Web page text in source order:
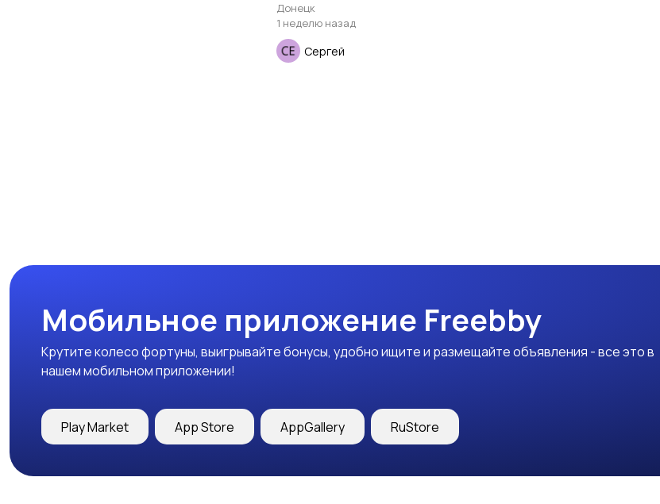
Донецк
1 неделю назад
Сергей
Мобильное приложение Freebby
Крутите колесо фортуны, выигрывайте бонусы, удобно ищите и размещайте объявления - все это в
нашем мобильном приложении!
Play Market App Store AppGallery RuStore